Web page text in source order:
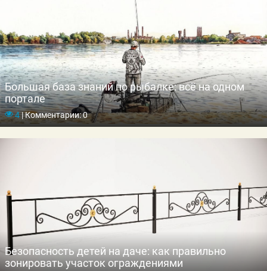
Большая база знаний по рыбалке: всё на одном
портале
4|Комментарии: 0
Безопасность детей на даче: как правильно
зонировать участок ограждениями